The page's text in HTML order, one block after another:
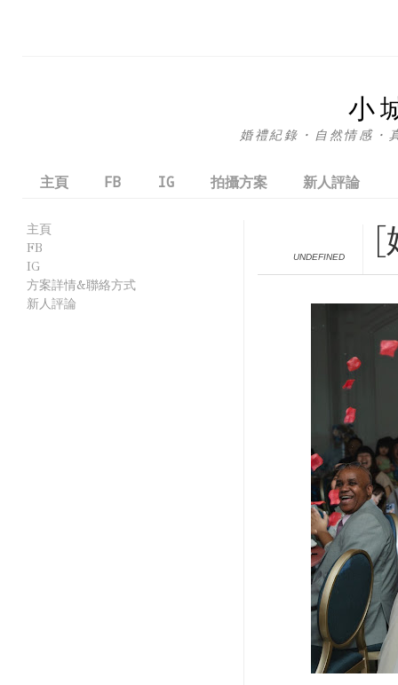
小
婚禮紀錄・自然情感・
主頁 FB IG 拍攝方案 新人評論
UNDEFINED
主頁
FB
IG
方案詳情&聯絡方式
新人評論